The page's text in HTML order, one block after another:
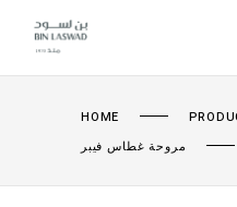
HOME
مروحة غطاس فيبر